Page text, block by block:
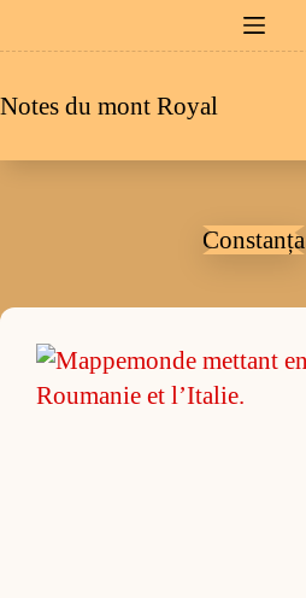
au
Notes du mont Royal
Constanța